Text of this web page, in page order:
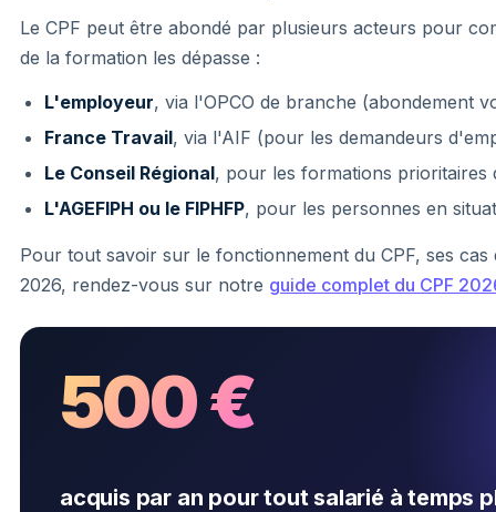
Le CPF peut être abondé par plusieurs acteurs pour
de la formation les dépasse :
L'employeur, via l'OPCO de branche (abondement
France Travail, via l'AIF (pour les demandeurs
Le Conseil Régional, pour les formations prioritaires
L'AGEFIPH ou le FIPHFP, pour les personnes en
Pour tout savoir sur le fonctionnement du CPF, ses cas
2026, rendez-vous sur notre guide complet du CPF
500 €
acquis par an pour tout salarié à temps